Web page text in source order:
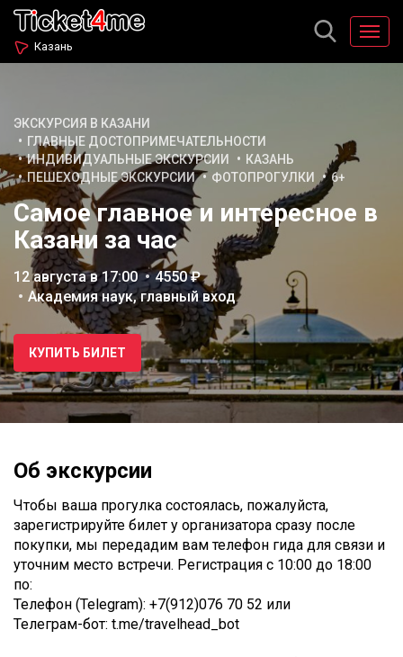
Казань
ЭКСКУРСИЯ В КАЗАНИ
ГЛАВНЫЕ ДОСТОПРИМЕЧАТЕЛЬНОСТИ
ИНДИВИДУАЛЬНЫЕ ЭКСКУРСИИ
КАЗАНЬ
ПЕШЕХОДНЫЕ ЭКСКУРСИИ
ФОТОПРОГУЛКИ 6+
Самое главное и интересное в
Казани за час
12 августа в 17:00
4550 ₽
Академия наук, главный вход
КУПИТЬ БИЛЕТ
Об экскурсии
Чтобы ваша прогулка состоялась, пожалуйста,
зарегистрируйте билет у организатора сразу после
покупки, мы передадим вам телефон гида для связи и
уточним место встречи. Регистрация с 10:00 до 18:00
по:
Телефон (Telegram): +7(912)076 70 52 или
Телеграм-бот: t.me/travelhead_bot